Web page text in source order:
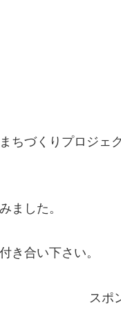
ちづくりプロジェク
ました。
き合い下さい。
スポ